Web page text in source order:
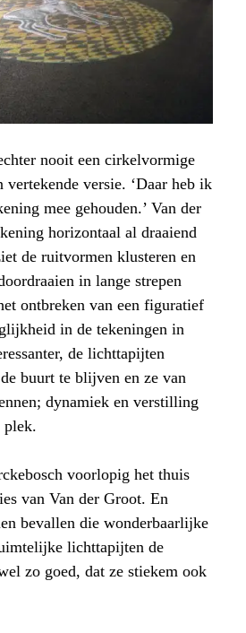
nooit een cirkelvormige
versie. ‘Daar heb ik
mee gehouden.’ Van der
horizontaal al draaiend
de ruitvormen klusteren en
in lange strepen
ontbreken van een figuratief
in de tekeningen in
de lichttapijten
buurt te blijven en ze van
dynamiek en verstilling
plek.
voorlopig het thuis
van Van der Groot. En
bevallen die wonderbaarlijke
lichttapijten de
zo goed, dat ze stiekem ook